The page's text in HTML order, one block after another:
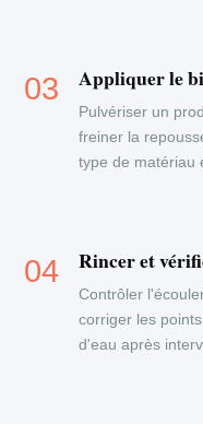
Appliquer le
Pulvériser un
freiner la
type de matériau
Rincer et
Contrôler
corriger les
d'eau après